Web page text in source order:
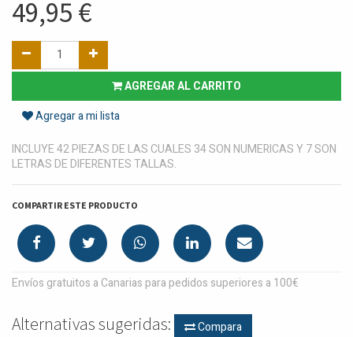
49,95 €
AGREGAR AL CARRITO
Agregar a mi lista
INCLUYE 42 PIEZAS DE LAS CUALES 34 SON NUMERICAS Y 7 SON
LETRAS DE DIFERENTES TALLAS.
COMPARTIR ESTE PRODUCTO
Envíos gratuitos a Canarias para pedidos superiores a 100€
Alternativas sugeridas: Compara